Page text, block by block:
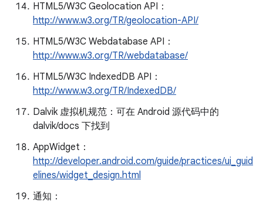
HTML5/W3C Geolocation API：
http://www.w3.org/TR/geolocation-API/
HTML5/W3C Webdatabase API：
http://www.w3.org/TR/webdatabase/
HTML5/W3C IndexedDB API：
http://www.w3.org/TR/IndexedDB/
Dalvik 虚拟机规范：可在 Android 源代码中的
dalvik/docs 下找到
AppWidget：
http://developer.android.com/guide/practices/ui_guid
elines/widget_design.html
通知：